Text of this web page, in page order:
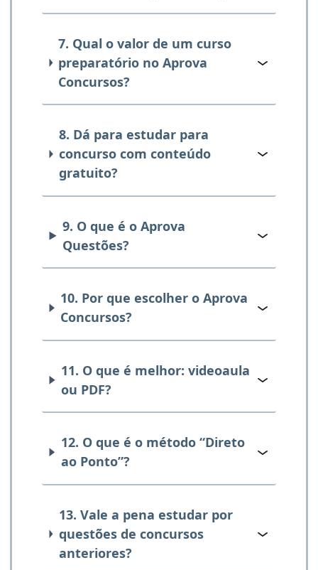
7. Qual o valor de um curso
preparatório no Aprova
Concursos?
8. Dá para estudar para
concurso com conteúdo
gratuito?
9. O que é o Aprova
Questões?
10. Por que escolher o Aprova
Concursos?
11. O que é melhor: videoaula
ou PDF?
12. O que é o método “Direto
ao Ponto”?
13. Vale a pena estudar por
questões de concursos
anteriores?